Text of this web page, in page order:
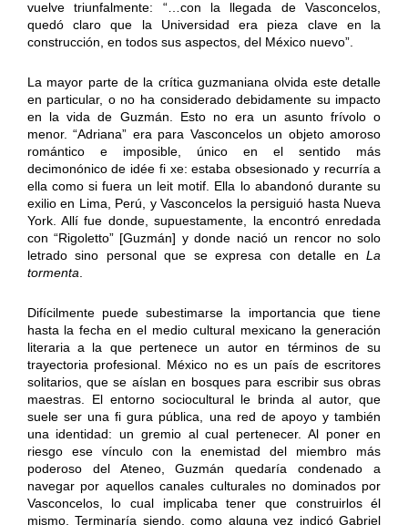
vuelve triunfalmente: “…con la llegada de Vasconcelos,
quedó claro que la Universidad era pieza clave en la
construcción, en todos sus aspectos, del México nuevo”.
La mayor parte de la crítica guzmaniana olvida este detalle
en particular, o no ha considerado debidamente su impacto
en la vida de Guzmán. Esto no era un asunto frívolo o
menor. “Adriana” era para Vasconcelos un objeto amoroso
romántico e imposible, único en el sentido más
decimonónico de idée fi xe: estaba obsesionado y recurría a
ella como si fuera un leit motif. Ella lo abandonó durante su
exilio en Lima, Perú, y Vasconcelos la persiguió hasta Nueva
York. Allí fue donde, supuestamente, la encontró enredada
con “Rigoletto” [Guzmán] y donde nació un rencor no solo
letrado sino personal que se expresa con detalle enLa
tormenta
Difícilmente puede subestimarse la importancia que tiene
hasta la fecha en el medio cultural mexicano la generación
literaria a la que pertenece un autor en términos de su
trayectoria profesional. México no es un país de escritores
solitarios, que se aíslan en bosques para escribir sus obras
maestras. El entorno sociocultural le brinda al autor, que
suele ser una fi gura pública, una red de apoyo y también
una identidad: un gremio al cual pertenecer. Al poner en
riesgo ese vínculo con la enemistad del miembro más
poderoso del Ateneo, Guzmán quedaría condenado a
navegar por aquellos canales culturales no dominados por
Vasconcelos, lo cual implicaba tener que construirlos él
mismo. Terminaría siendo, como alguna vez indicó Gabriel